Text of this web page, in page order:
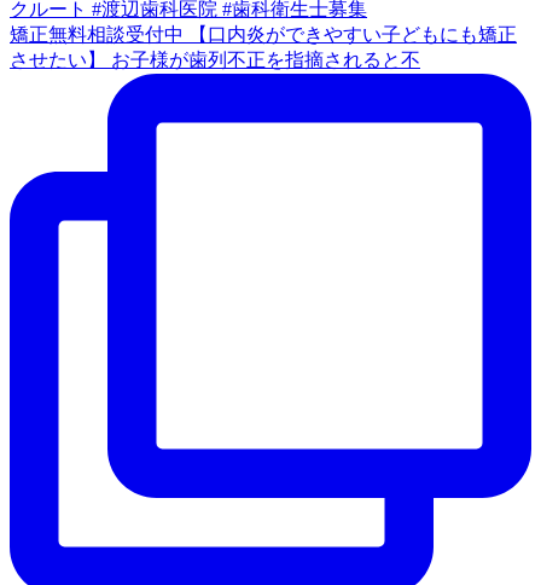
矯正無料相談受付中 【口内炎ができやすい子どもにも矯正
させたい】 お子様が歯列不正を指摘されると不